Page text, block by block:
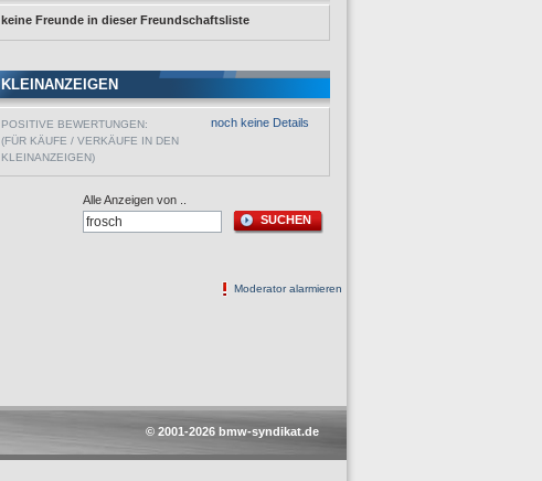
keine Freunde in dieser Freundschaftsliste
KLEINANZEIGEN
POSITIVE BEWERTUNGEN:
(FÜR KÄUFE / VERKÄUFE IN DEN
KLEINANZEIGEN)
noch keine Details
Alle Anzeigen von ..
SUCHEN
Moderator alarmieren
© 2001-2026 bmw-syndikat.de